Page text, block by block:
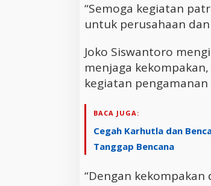
“Semoga kegiatan
untuk perusahaan
Joko Siswantoro
menjaga
kegiatan
BACA JUGA:
Cegah Karhutla dan
Tanggap Bencana
“Dengan